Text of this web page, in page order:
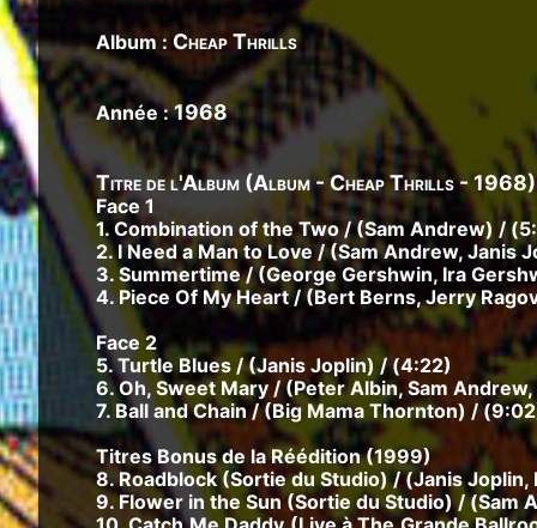
Album : Cheap Thrills
Année :1968
Titre de l'Album (Album - Cheap Thrills -
Face 1
1. Combination of the Two / (Sam Andrew) /
2. I Need a Man to Love / (Sam Andrew, Janis
3. Summertime / (George Gershwin, Ira
4. Piece Of My Heart / (Bert Berns, Jerry
Face 2
5. Turtle Blues / (Janis Joplin) / (4:22)
6. Oh, Sweet Mary / (Peter Albin, Sam
7. Ball and Chain / (Big Mama Thornton) /
Titres Bonus de la Réédition (1999)
8. Roadblock (Sortie du Studio) / (Janis
9. Flower in the Sun (Sortie du Studio) / (Sam